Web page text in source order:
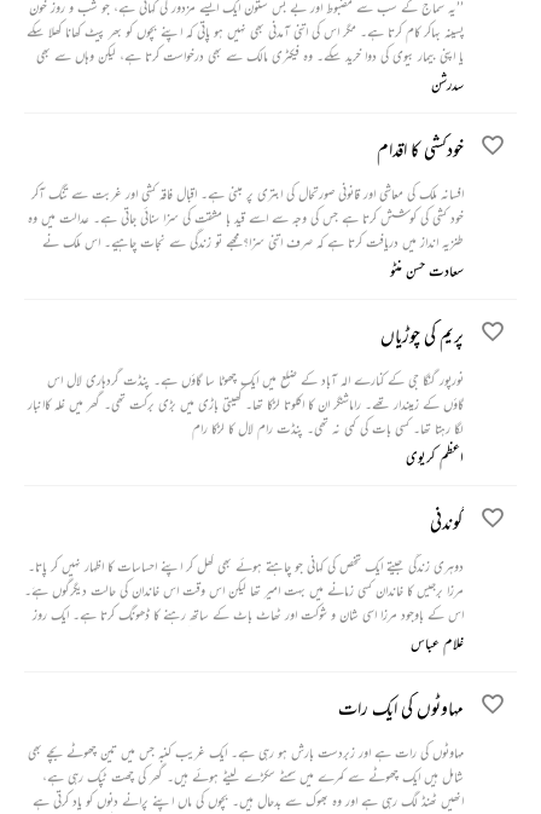
’’یہ سماج کے سب سے مضبوط اور بے بس ستون ایک ایسے مزدور کی کہانی ہے، جو شب و روز خون
پسینہ بہاکر کام کرتا ہے۔ مگر اس کی اتنی آمدنی بھی نہیں ہو پاتی کہ اپنے بچوں کو بھر پیٹ کھانا کھلا سکے
یا اپنی بیمار بیوی کی دوا خرید سکے۔ وہ فیکٹری مالک سے بھی درخواست کرتا ہے، لیکن وہاں سے بھی
اسے کوئی مدد نہیں ملتی۔‘‘
سدرشن
خودکشی کا اقدام
افسانہ ملک کی معاشی اور قانونی صورتحال کی ابتری پر مبنی ہے۔ اقبال فاقہ کشی اور غربت سے تنگ آکر
خود کشی کی کوشش کرتا ہے جس کی وجہ سے اسے قید با مشقت کی سزا سنائی جاتی ہے۔ عدالت میں وہ
طنزیہ انداز میں دریافت کرتا ہے کہ صرف اتنی سزا؟ مجھے تو زندگی سے نجات چاہیے۔ اس ملک نے
غربت ختم کرنے کا کوئی راستہ نہیں نکالا تو تعذیرات میں میرے لیے کیا قانون ہوگا؟
سعادت حسن منٹو
پریم کی چوڑیاں
نورپور گنگا جی کے کنارے الہ آباد کے ضلع میں ایک چھوٹا سا گاؤں ہے۔ پنڈت گردہاری لال اس
گاؤں کے زمیندار تھے۔ راماشنگر ان کا اکلوتا لڑکا تھا۔ کھیتی باڑی میں بڑی برکت تھی۔ گھر میں غلہ کاانبار
لگا رہتا تھا۔ کسی بات کی کمی نہ تھی۔ پنڈت رام لال کا لڑکا رام
اعظم کریوی
گوندنی
دوہری زندگی جیتے ایک شخص کی کہانی جو چاہتے ہوئے بھی کھل کر اپنے احساسات کا اظہار نہیں کر پاتا۔
مرزا برجیس کا خاندان کسی زمانے میں بہت امیر تھا لیکن اس وقت اس خاندان کی حالت دیگرگوں ہےَ۔
اس کے باوجود مرزا اسی شان و شوکت اور ٹھاٹ باٹ کے ساتھ رہنے کا ڈھونگ کرتا ہے۔ ایک روز
بازار میں خریداری کرتے وقت اس سے کھانے کے لیے پیسے مانگے تو اس نے اسے جھڑک دیا مگر
غلام عباس
مہاوٹوں کی ایک رات
مہاوٹوں کی رات ہے اور زبردست بارش ہو رہی ہے۔ ایک غریب کنبہ جس میں تین چھوٹے بچے بھی
شامل ہیں ایک چھوٹے سے کمرے میں سمٹے سکڑے لیٹے ہوئے ہیں۔ گھر کی چھت ٹپک رہی ہے،
انھیں ٹھنڈ لگ رہی ہے اور وہ بھوک سے بدحال ہیں۔ بچوں کی ماں اپنے پرانے دنوں کو یاد کرتی ہے